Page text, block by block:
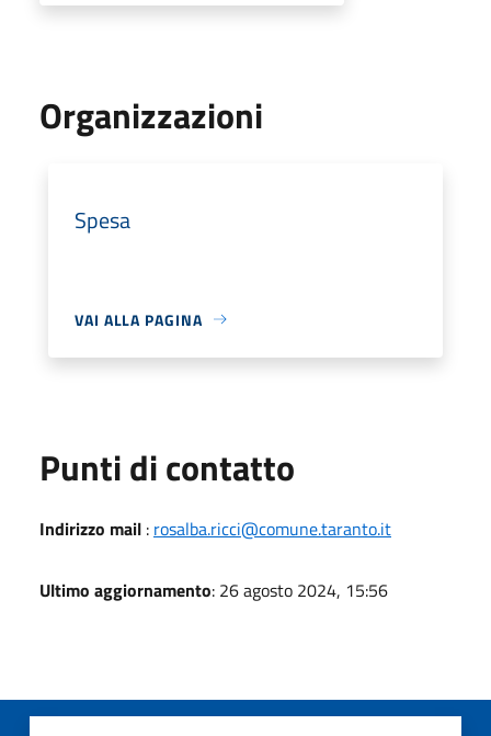
Organizzazioni
Spesa
VAI ALLA PAGINA
Punti di contatto
Indirizzo mail : rosalba.ricci@comune.taranto.it
Ultimo aggiornamento: 26 agosto 2024, 15:56